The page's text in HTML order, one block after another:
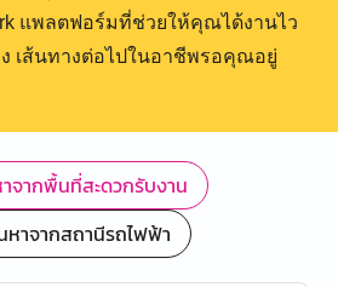
แพลตฟอร์มที่ช่วยให้คุณได้งานไว
ง เส้นทางต่อไปในอาชีพรอคุณอยู่
จากพื้นที่สะดวกรับงาน
หาจากสถานีรถไฟฟ้า